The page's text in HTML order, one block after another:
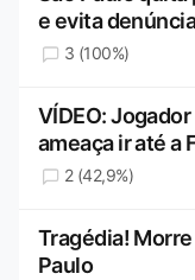
e evita
3 (100%)
VÍDEO:
ameaça ir até a
2 (42,9%)
Tragédia!
Paulo